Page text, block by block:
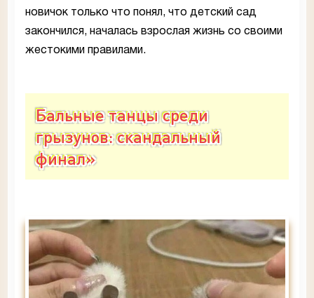
новичок только что понял, что детский сад
закончился, началась взрослая жизнь со своими
жестокими правилами.
Бальные танцы среди
грызунов: скандальный
финал»